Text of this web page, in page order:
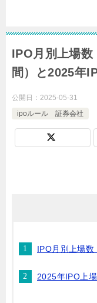
IPO月別上場数
間）と2025年
公開日： 2025-05-31
ipoルール 証券会社
IPO月別上場数
2025年IPO上